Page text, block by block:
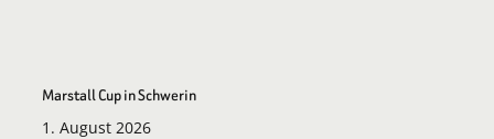
Marstall Cup in Schwerin
1. August 2026